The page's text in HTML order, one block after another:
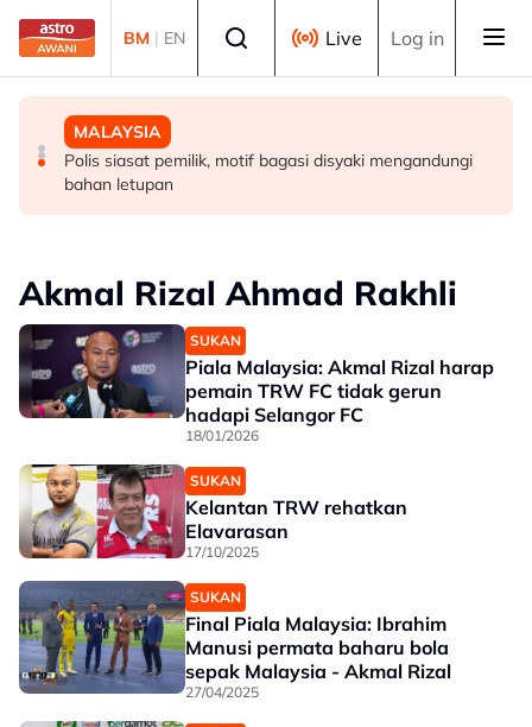
Skip to main content
BM | EN Live Log in
MALAYSIA
RM4.06 bilion laksana projek bekalan air luar bandar di
Sabah - Ahmad Zahid
MALAYSIA
Perak teliti bantuan kepada lebih 1,200 pesawah
terjejas cuaca panas, bekalan air
MALAYSIA
Polis siasat pemilik, motif bagasi disyaki mengandungi
bahan letupan
Akmal Rizal Ahmad Rakhli
SUKAN
Piala Malaysia: Akmal Rizal harap
pemain TRW FC tidak gerun
hadapi Selangor FC
18/01/2026
SUKAN
Kelantan TRW rehatkan
Elavarasan
17/10/2025
SUKAN
Final Piala Malaysia: Ibrahim
Manusi permata baharu bola
sepak Malaysia - Akmal Rizal
27/04/2025